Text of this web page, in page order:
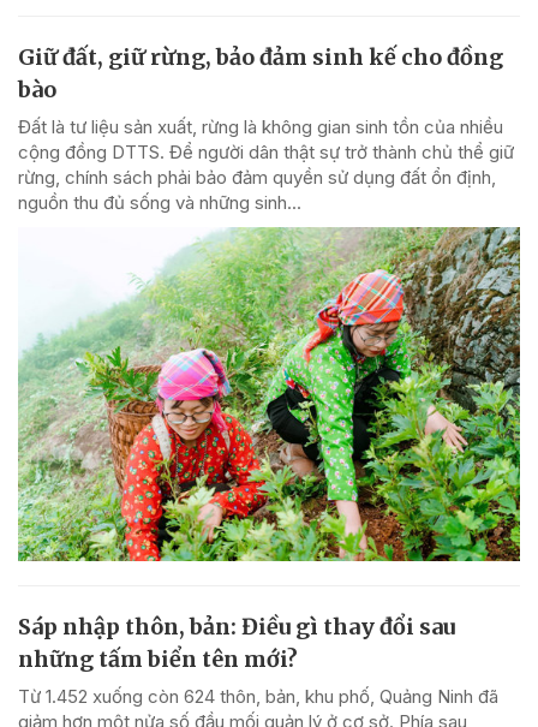
Giữ đất, giữ rừng, bảo đảm sinh kế cho đồng
bào
Đất là tư liệu sản xuất, rừng là không gian sinh tồn của nhiều
cộng đồng DTTS. Để người dân thật sự trở thành chủ thể giữ
rừng, chính sách phải bảo đảm quyền sử dụng đất ổn định,
nguồn thu đủ sống và những sinh...
Sáp nhập thôn, bản: Điều gì thay đổi sau
những tấm biển tên mới?
Từ 1.452 xuống còn 624 thôn, bản, khu phố, Quảng Ninh đã
giảm hơn một nửa số đầu mối quản lý ở cơ sở. Phía sau